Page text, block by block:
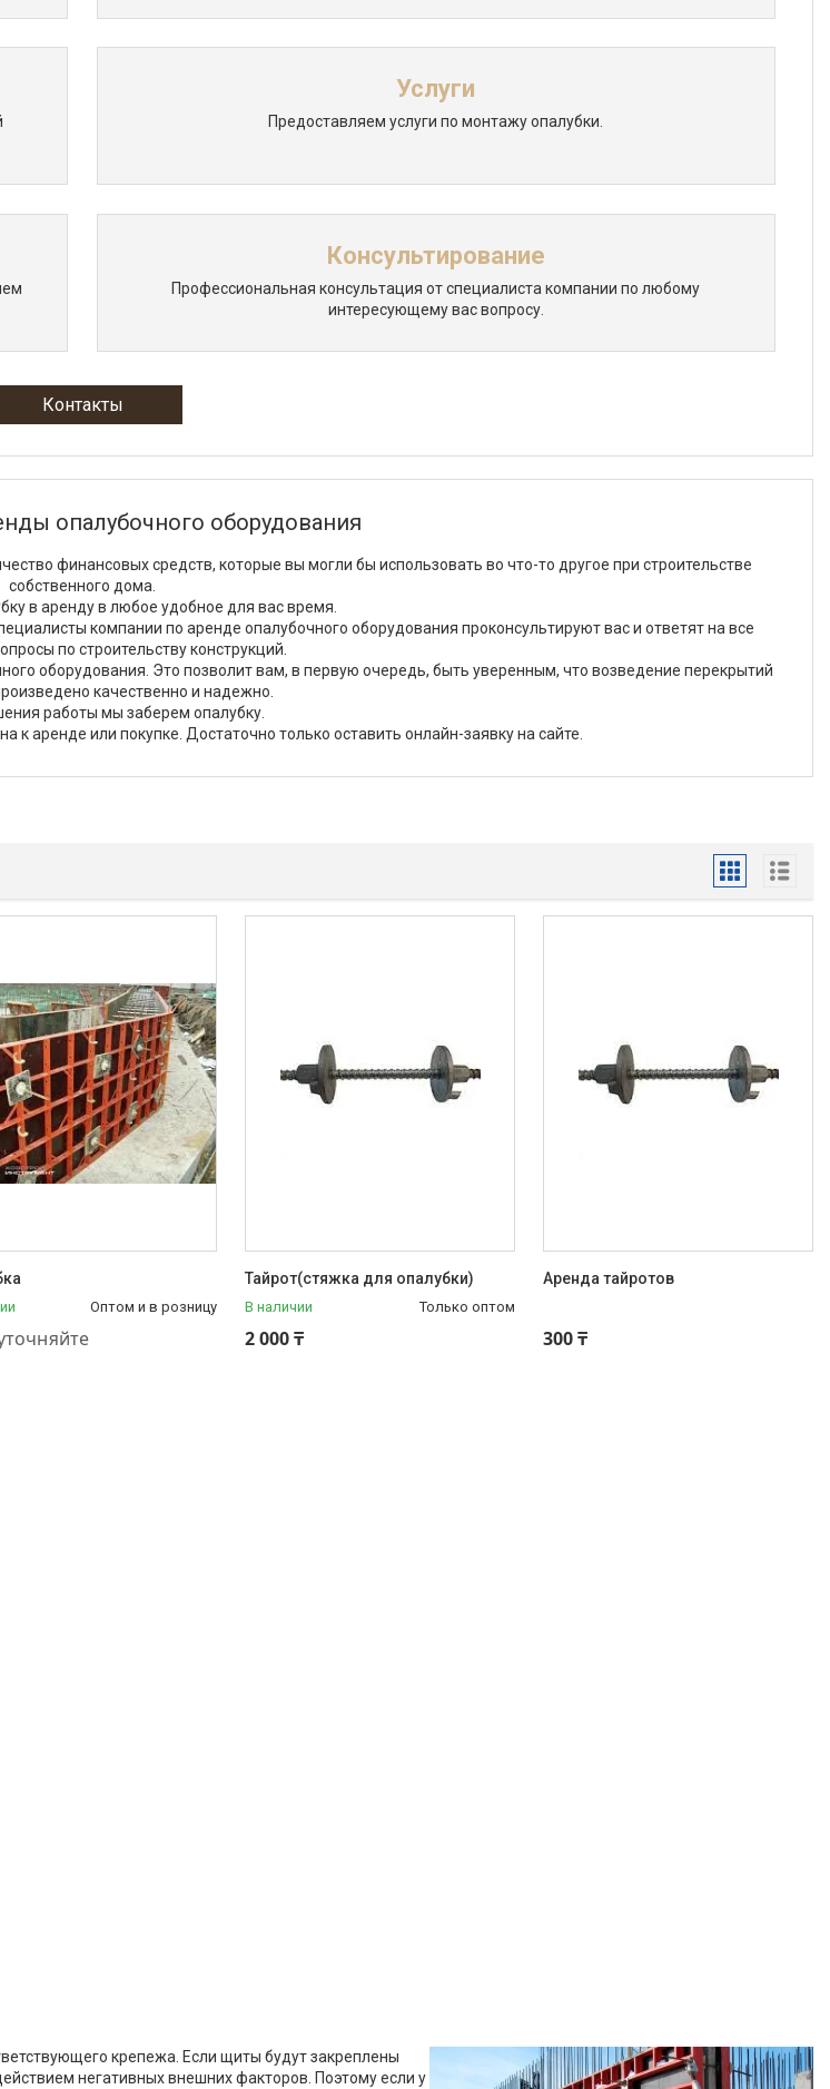
Услуги
Предоставляем услуги по монтажу опалубки.
Консультирование
Профессиональная консультация от специалиста компании по любому
интересующему вас вопросу.
Контакты
опалубочного оборудования
финансовых средств, которые вы могли бы использовать во что-то другое при строительстве
собственного дома.
в аренду в любое удобное для вас время.
компании по аренде опалубочного оборудования проконсультируют вас и ответят на все
по строительству конструкций.
оборудования. Это позволит вам, в первую очередь, быть уверенным, что возведение перекрытий
качественно и надежно.
работы мы заберем опалубку.
к аренде или покупке. Достаточно только оставить онлайн-заявку на сайте.
Оптом и в розницу
709-10-11
Тайрот(стяжка для опалубки)
В наличии Только оптом
2 000 ₸
Аренда тайротов
300 ₸
+7 (707) 709-10-11
крепежа. Если щиты будут закреплены
негативных внешних факторов. Поэтому если у